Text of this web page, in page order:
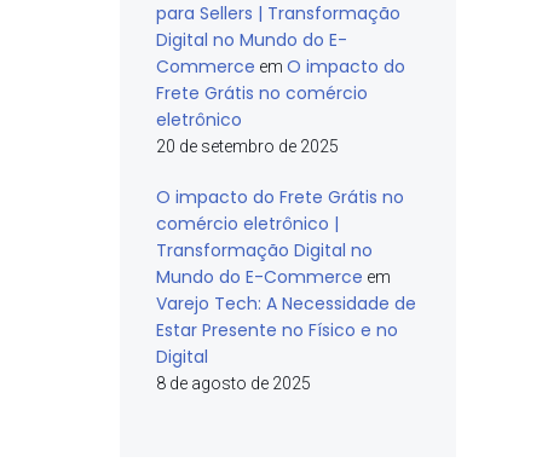
para Sellers | Transformação
Digital no Mundo do E-
Commerce em O impacto do
Frete Grátis no comércio
eletrônico
20 de setembro de 2025
O impacto do Frete Grátis no
comércio eletrônico |
Transformação Digital no
Mundo do E-Commerce em
Varejo Tech: A Necessidade de
Estar Presente no Físico e no
Digital
8 de agosto de 2025